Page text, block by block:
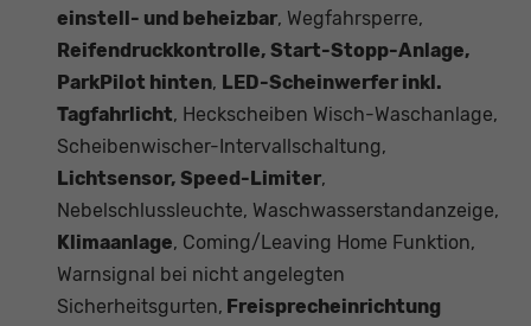
einstell- und beheizbar, Wegfahrsperre,
Reifendruckkontrolle, Start-Stopp-Anlage,
ParkPilot hinten, LED-Scheinwerfer inkl.
Tagfahrlicht, Heckscheiben Wisch-Waschanlage,
Scheibenwischer-Intervallschaltung,
Lichtsensor, Speed-Limiter,
Nebelschlussleuchte, Waschwasserstandanzeige,
Klimaanlage, Coming/Leaving Home Funktion,
Warnsignal bei nicht angelegten
Sicherheitsgurten, Freisprecheinrichtung